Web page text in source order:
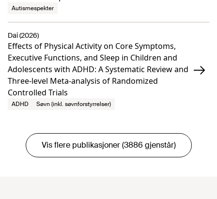
Autismespekter
Effects of Physical Activity on Core Symptoms,
Executive Functions, and Sleep in Children and
Adolescents with ADHD: A Systematic Review and
Three-level Meta-analysis of Randomized
Controlled Trials
Dai (2026)
ADHD Søvn (inkl. søvnforstyrrelser)
Vis flere publikasjoner (3886 gjenstår)